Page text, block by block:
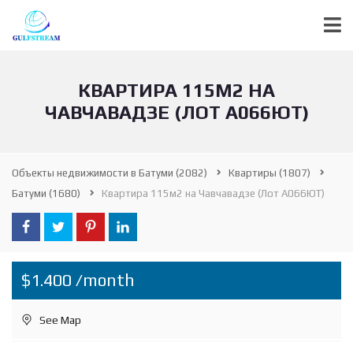
КВАРТИРА 115М2 НА
ЧАВЧАВАДЗЕ (ЛОТ А066ЮТ)
Объекты недвижимости в Батуми (2082) Квартиры (1807)
Батуми (1680) Квартира 115м2 на Чавчавадзе (Лот А066ЮТ)
$1.400 /month
See Map